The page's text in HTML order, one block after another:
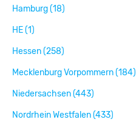
Hamburg (18)
HE (1)
Hessen (258)
Mecklenburg Vorpommern (184)
Niedersachsen (443)
Nordrhein Westfalen (433)